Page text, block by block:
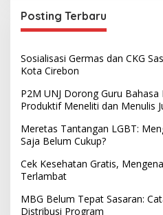
Posting Terbaru
Sosialisasi Germas dan CKG
Kota Cirebon
P2M UNJ Dorong Guru Bahasa
Produktif Meneliti dan Menulis
Meretas Tantangan LGBT:
Saja Belum Cukup?
Cek Kesehatan Gratis,
Terlambat
MBG Belum Tepat Sasaran:
Distribusi Program